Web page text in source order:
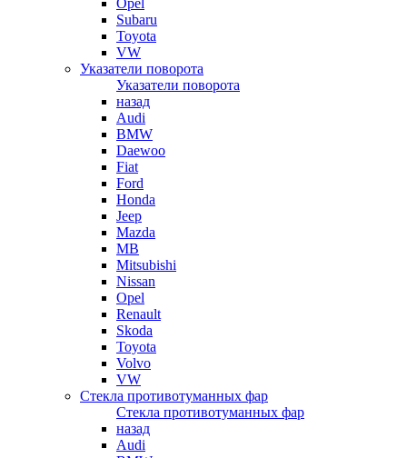
Opel
Subaru
Toyota
VW
Указатели поворота
Указатели поворота
назад
Audi
BMW
Daewoo
Fiat
Ford
Honda
Jeep
Mazda
MB
Mitsubishi
Nissan
Opel
Renault
Skoda
Toyota
Volvo
VW
Стекла противотуманных фар
Стекла противотуманных фар
назад
Audi